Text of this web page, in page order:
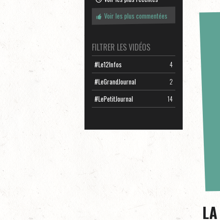
Voir les plus commentées
FILTRER LES VIDÉOS
4
#Le12Infos
2
#LeGrandJournal
14
#LePetitJournal